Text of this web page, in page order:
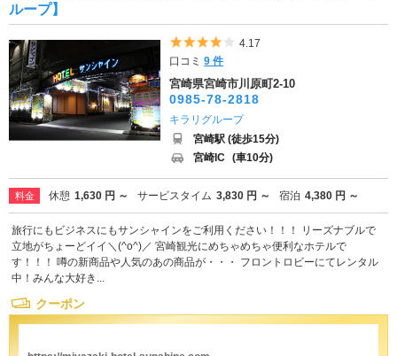
ループ】
5つ星のうち4
4.17
口コミ9 件
宮崎県宮崎市川原町2-10
0985-78-2818
キラリグループ
宮崎駅 (徒歩15分)
宮崎IC (車10分)
料金 休憩 1,630 円 ～ サービスタイム 3,830 円 ～ 宿泊 4,380 円 ～
旅行にもビジネスにもサンシャインをご利用ください！！！ リーズナブルで
立地がちょーどイイ＼(^o^)／ 宮崎観光にめちゃめちゃ便利なホテルで
す！！！ 噂の新商品や人気のあの商品が・・・ フロントロビーにてレンタル
中！みんな大好き...
クーポン